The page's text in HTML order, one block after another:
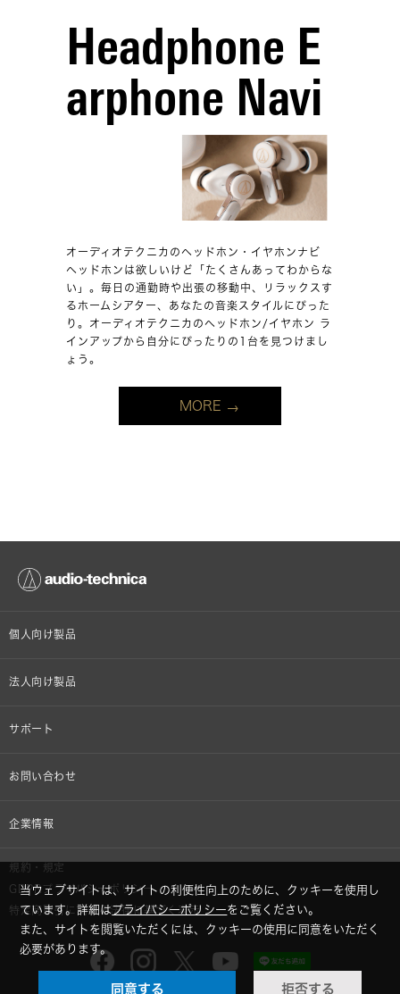
Headphone E
arphone Navi
オーディオテクニカのヘッドホン・イヤホンナビ
ヘッドホンは欲しいけど「たくさんあってわからな
い」。毎日の通勤時や出張の移動中、リラックスす
るホームシアター、あなたの音楽スタイルにぴった
り。オーディオテクニカのヘッドホン/イヤホン ラ
インアップから自分にぴったりの1台を見つけまし
ょう。
MORE
個人向け製品
オンラインストア限定
車載製品
部品/付属品
法人向け製品
設備音響機器
半導体レーザー応用製品
サポート
個人向け製品サポート
お問い合わせ
その他、メディア 取材関連等のお問い合わせ
企業情報
株式会社オーディオテクニカ
採用情報
GLOBAL-オーディオテクニカ
audio-technica MIMIO
規約・規定
GDPRプライバシーポリシー
特定商取引に関する法律に基づく表示
当ウェブサイトは、サイトの利便性向上のために、クッキーを使用し
ています。詳細はプライバシーポリシーをご覧ください。
また、サイトを閲覧いただくには、クッキーの使用に同意をいただく
必要があります。
同意する 拒否する